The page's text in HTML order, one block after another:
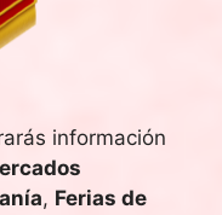
información
, Ferias de